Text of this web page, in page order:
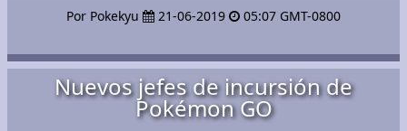
Por Pokekyu 21-06-2019 05:07 GMT-0800
Nuevos jefes de incursión de
Pokémon GO